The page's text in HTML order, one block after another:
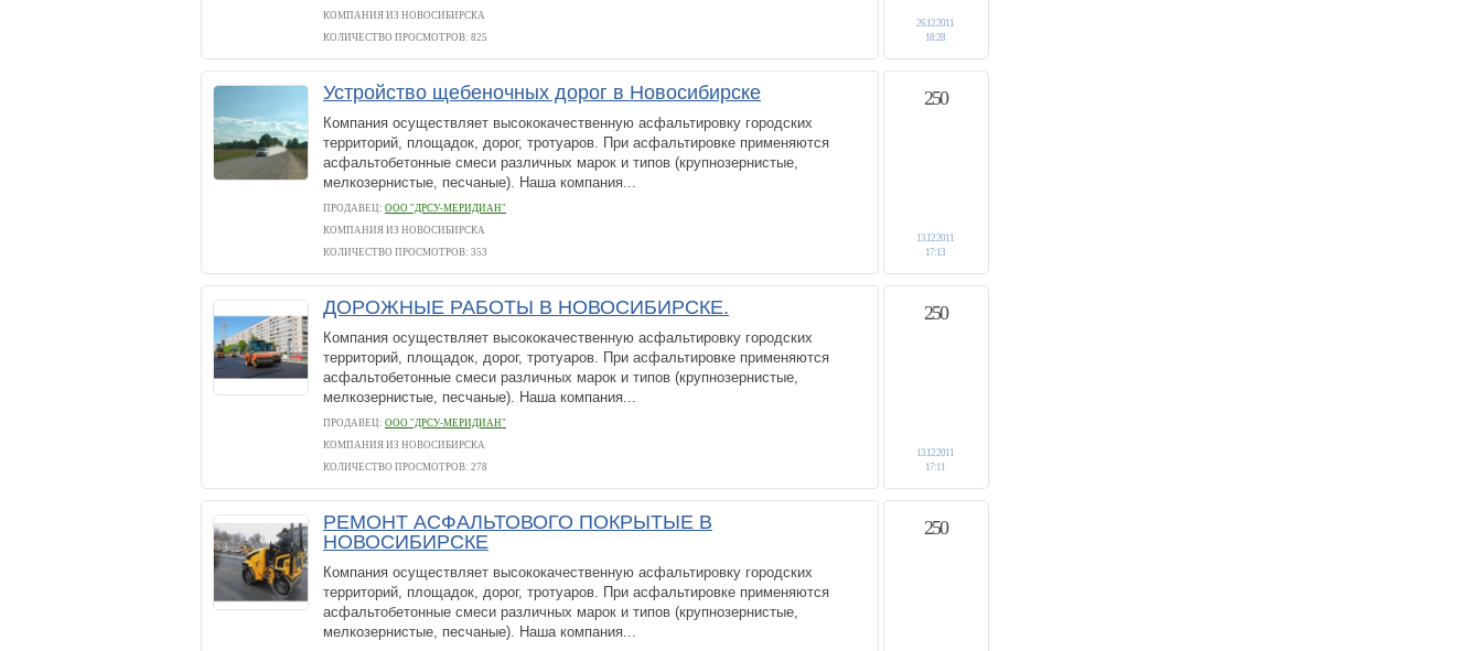
КОМПАНИЯ ИЗ НОВОСИБИРСКА
КОЛИЧЕСТВО ПРОСМОТРОВ: 825
26.12.2011
18:28
Устройство щебеночных дорог в Новосибирске
Компания осуществляет высококачественную асфальтировку городских
территорий, площадок, дорог, тротуаров. При асфальтировке применяются
асфальтобетонные смеси различных марок и типов (крупнозернистые,
мелкозернистые, песчаные). Наша компания...
ПРОДАВЕЦ: ООО "ДРСУ-МЕРИДИАН"
КОМПАНИЯ ИЗ НОВОСИБИРСКА
КОЛИЧЕСТВО ПРОСМОТРОВ: 353
250
13.12.2011
17:13
ДОРОЖНЫЕ РАБОТЫ В НОВОСИБИРСКЕ.
Компания осуществляет высококачественную асфальтировку городских
территорий, площадок, дорог, тротуаров. При асфальтировке применяются
асфальтобетонные смеси различных марок и типов (крупнозернистые,
мелкозернистые, песчаные). Наша компания...
ПРОДАВЕЦ: ООО "ДРСУ-МЕРИДИАН"
КОМПАНИЯ ИЗ НОВОСИБИРСКА
КОЛИЧЕСТВО ПРОСМОТРОВ: 278
250
13.12.2011
17:11
РЕМОНТ АСФАЛЬТОВОГО ПОКРЫТЫЕ В
НОВОСИБИРСКЕ
Компания осуществляет высококачественную асфальтировку городских
территорий, площадок, дорог, тротуаров. При асфальтировке применяются
асфальтобетонные смеси различных марок и типов (крупнозернистые,
мелкозернистые, песчаные). Наша компания...
250